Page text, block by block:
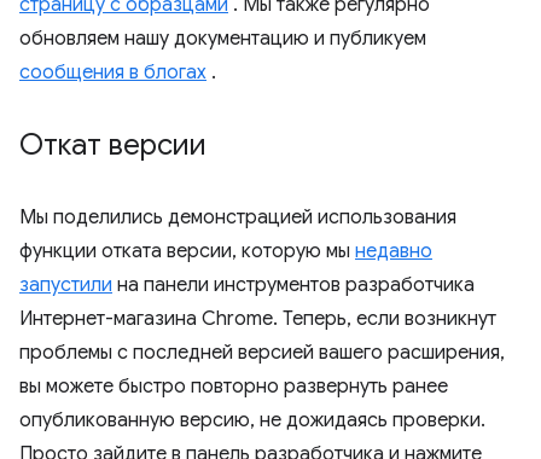
страницу с образцами . Мы также регулярно
обновляем нашу документацию и публикуем
сообщения в блогах .
Откат версии
Мы поделились демонстрацией использования
функции отката версии, которую мы недавно
запустили на панели инструментов разработчика
Интернет-магазина Chrome. Теперь, если возникнут
проблемы с последней версией вашего расширения,
вы можете быстро повторно развернуть ранее
опубликованную версию, не дожидаясь проверки.
Просто зайдите в панель разработчика и нажмите